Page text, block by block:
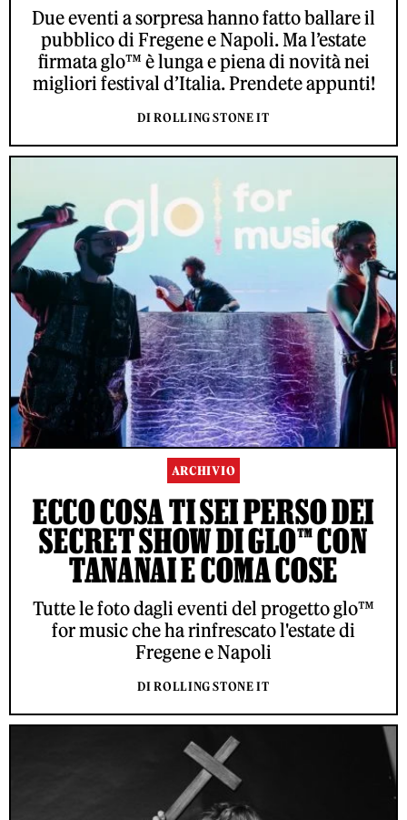
Due eventi a sorpresa hanno fatto ballare il
pubblico di Fregene e Napoli. Ma l’estate
firmata glo™ è lunga e piena di novità nei
migliori festival d’Italia. Prendete appunti!
DI ROLLING STONE IT
ARCHIVIO
ECCO COSA TI SEI PERSO DEI
SECRET SHOW DI GLO™ CON
TANANAI E COMA COSE
Tutte le foto dagli eventi del progetto glo™
for music che ha rinfrescato l'estate di
Fregene e Napoli
DI ROLLING STONE IT